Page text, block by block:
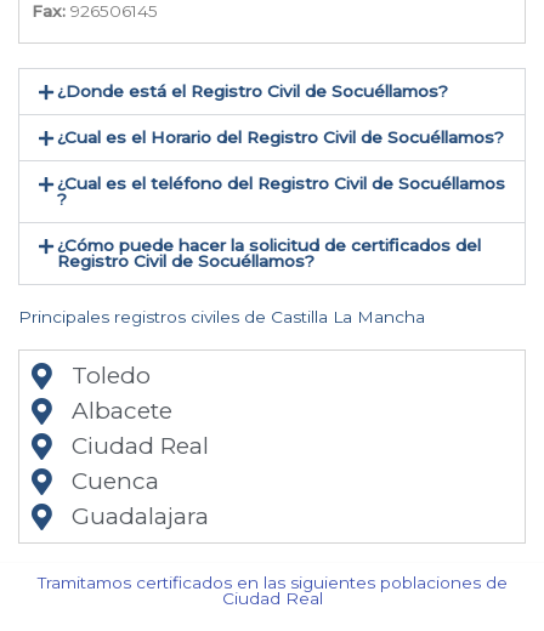
Fax: 926506145
¿Donde está el Registro Civil de Socuéllamos​?
¿Cual es el Horario del Registro Civil de Socuéllamos?
¿Cual es el teléfono del Registro Civil de Socuéllamos​
?
¿Cómo puede hacer la solicitud de certificados del
Registro Civil de Socuéllamos​?
Principales registros civiles de Castilla La Mancha
Toledo
Albacete
Ciudad Real
Cuenca
Guadalajara
Tramitamos certificados en las siguientes poblaciones de
Ciudad Real​